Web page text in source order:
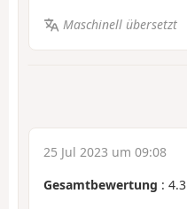
Maschinell übersetzt
25 Jul 2023 um 09:08
Gesamtbewertung : 4.3